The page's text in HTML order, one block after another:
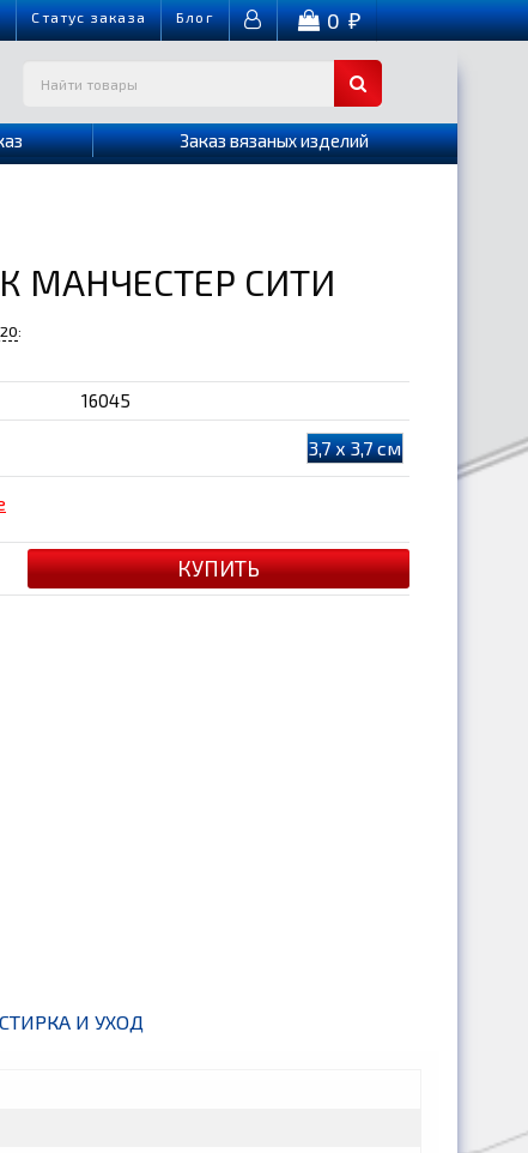
Cтатус заказа Блог 0₽
Заказ вязаных изделий
МАНЧЕСТЕР СИТИ
:
16045
3,7 х 3,7 см
СТИРКА И УХОД